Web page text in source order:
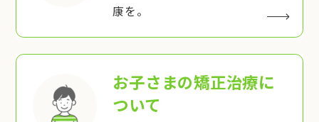
康を。
お子さまの矯正治療に
ついて